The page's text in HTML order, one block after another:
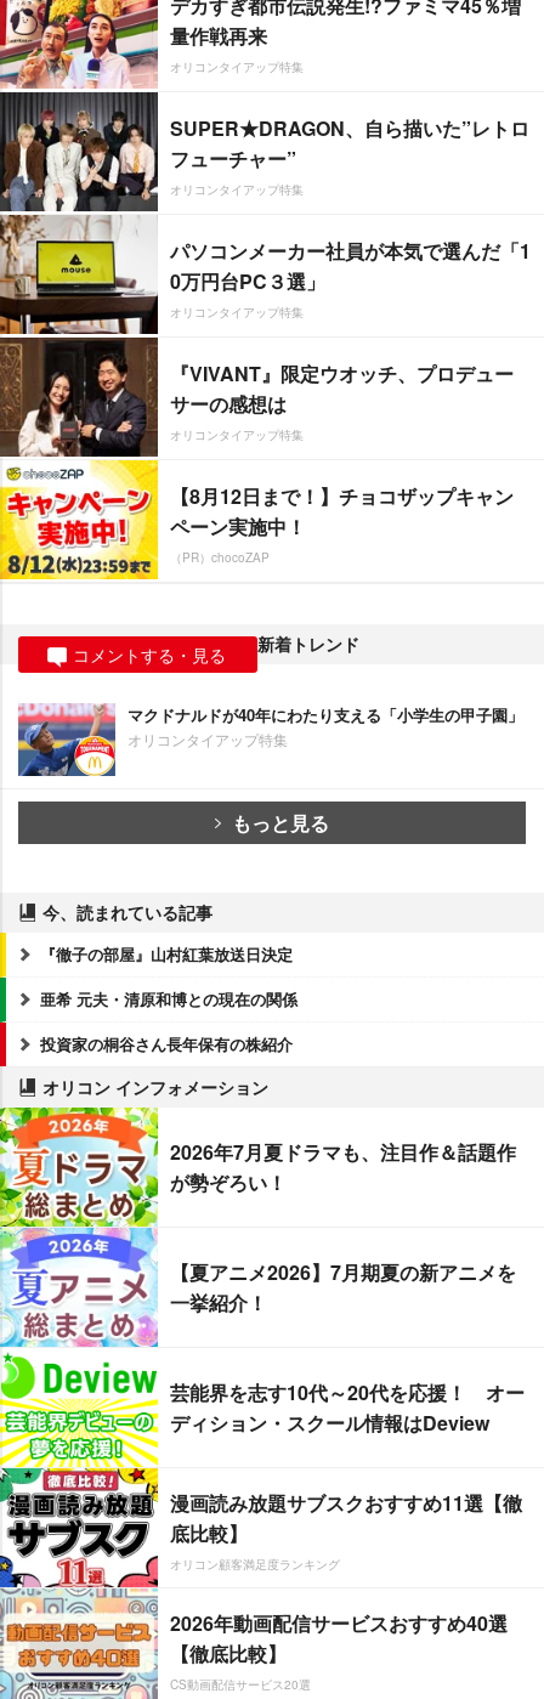
デカすぎ都市伝説発生!?ファミマ45％増
量作戦再来
オリコンタイアップ特集
SUPER★DRAGON、自ら描いた”レトロ
フューチャー”
オリコンタイアップ特集
パソコンメーカー社員が本気で選んだ「1
0万円台PC３選」
オリコンタイアップ特集
『VIVANT』限定ウオッチ、プロデュー
サーの感想は
オリコンタイアップ特集
【8月12日まで！】チョコザップキャン
ペーン実施中！
（PR）chocoZAP
コメントする・見る 新着トレンド
マクドナルドが40年にわたり支える「小学生の甲子園」
オリコンタイアップ特集
もっと見る
今、読まれている記事
『徹子の部屋』山村紅葉放送日決定
亜希 元夫・清原和博との現在の関係
投資家の桐谷さん長年保有の株紹介
オリコン インフォメーション
2026年7月夏ドラマも、注目作＆話題作
が勢ぞろい！
【夏アニメ2026】7月期夏の新アニメを
一挙紹介！
芸能界を志す10代～20代を応援！ オー
ディション・スクール情報はDeview
漫画読み放題サブスクおすすめ11選【徹
底比較】
オリコン顧客満足度ランキング
2026年動画配信サービスおすすめ40選
【徹底比較】
CS動画配信サービス20選